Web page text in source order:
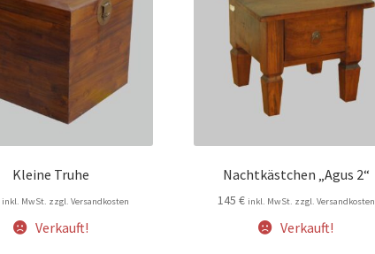
Kleine Truhe
inkl. MwSt. zzgl. Versandkosten
Verkauft!
Nachtkästchen „Agus 2“
145 € inkl. MwSt. zzgl. Versandkosten
Verkauft!